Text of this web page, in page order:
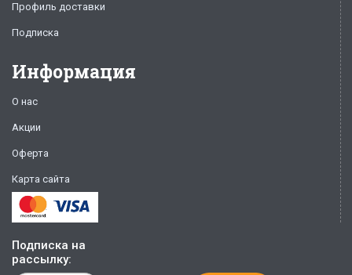
Профиль доставки
Подписка
Информация
О нас
Акции
Оферта
Карта сайта
Подписка на
рассылку: